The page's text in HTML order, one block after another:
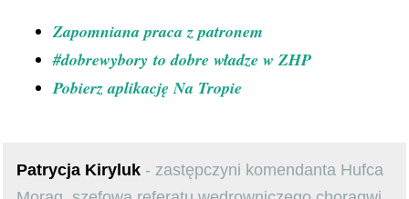
Zapomniana praca z patronem
#dobrewybory to dobre władze w ZHP
Pobierz aplikację Na Tropie
Patrycja Kiryluk - zastępczyni komendanta Hufca